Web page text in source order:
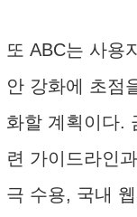
또 ABC는 사용
안 강화에 초점
화할 계획이다.
련 가이드라인
극 수용, 국내